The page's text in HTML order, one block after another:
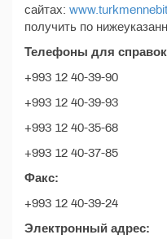
сайтах:
получить по
Телефоны для
+993 12 40-39-90
+993 12 40-39-93
+993 12 40-35-68
+993 12 40-37-85
Факс:
+993 12 40-39-24
Электронный адрес: